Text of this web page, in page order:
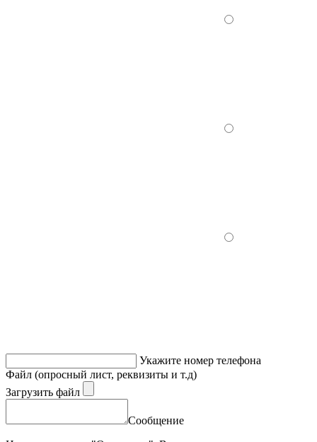
Укажите номер телефона
Файл (опросный лист, реквизиты и т.д)
Загрузить файл
Сообщение